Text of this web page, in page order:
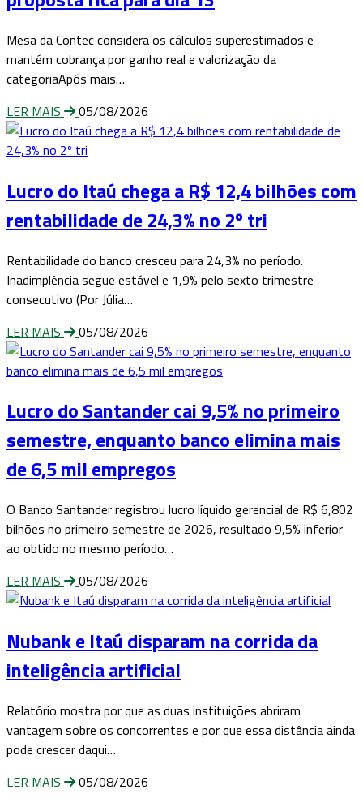
Mesa da Contec considera os cálculos superestimados e
mantém cobrança por ganho real e valorização da
categoriaApós mais…
LER MAIS
05/08/2026
Lucro do Itaú chega a R$ 12,4 bilhões com
rentabilidade de 24,3% no 2º tri
Rentabilidade do banco cresceu para 24,3% no período.
Inadimplência segue estável e 1,9% pelo sexto trimestre
consecutivo (Por Júlia…
LER MAIS
05/08/2026
Lucro do Santander cai 9,5% no primeiro
semestre, enquanto banco elimina mais
de 6,5 mil empregos
O Banco Santander registrou lucro líquido gerencial de R$ 6,802
bilhões no primeiro semestre de 2026, resultado 9,5% inferior
ao obtido no mesmo período…
LER MAIS
05/08/2026
Nubank e Itaú disparam na corrida da
inteligência artificial
Relatório mostra por que as duas instituições abriram
vantagem sobre os concorrentes e por que essa distância ainda
pode crescer daqui…
LER MAIS
05/08/2026